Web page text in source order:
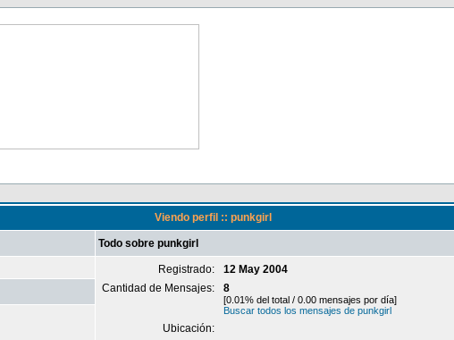
Viendo perfil :: punkgirl
Todo sobre punkgirl
Registrado:
12 May 2004
Cantidad de Mensajes:
8
[0.01% del total / 0.00 mensajes por día]
Buscar todos los mensajes de punkgirl
Ubicación: